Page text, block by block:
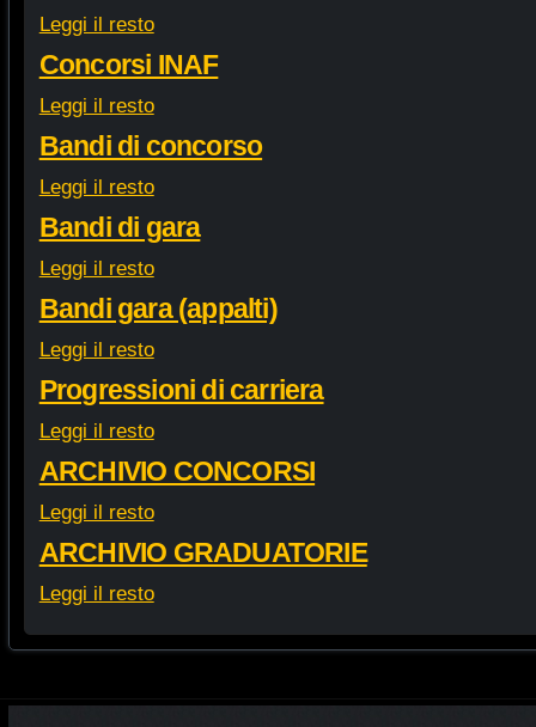
Leggi il resto
Concorsi INAF
Leggi il resto
Bandi di concorso
Leggi il resto
Bandi di gara
Leggi il resto
Bandi gara (appalti)
Leggi il resto
Progressioni di carriera
Leggi il resto
ARCHIVIO CONCORSI
Leggi il resto
ARCHIVIO GRADUATORIE
Leggi il resto